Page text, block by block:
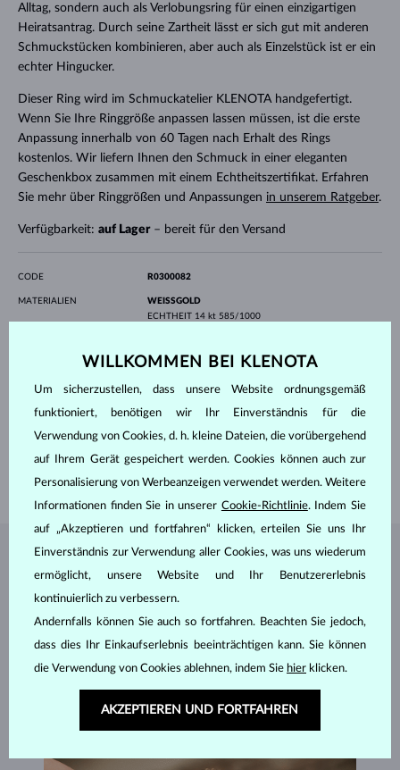
Alltag, sondern auch als Verlobungsring für einen einzigartigen
Heiratsantrag. Durch seine Zartheit lässt er sich gut mit anderen
Schmuckstücken kombinieren, aber auch als Einzelstück ist er ein
echter Hingucker.
Dieser Ring wird im Schmuckatelier KLENOTA handgefertigt.
Wenn Sie Ihre Ringgröße anpassen lassen müssen, ist die erste
Anpassung innerhalb von 60 Tagen nach Erhalt des Rings
kostenlos. Wir liefern Ihnen den Schmuck in einer eleganten
Geschenkbox zusammen mit einem Echtheitszertifikat. Erfahren
Sie mehr über Ringgrößen und Anpassungen in unserem Ratgeber.
Verfügbarkeit: auf Lager– bereit für den Versand
CODE R0300082
MATERIALIEN
WEISSGOLD
ECHTHEIT 14 kt 585/1000
HERKUNFT natürlich
REINHEITSI
DURCHMESSER3.0 mm
GEWICHT
0.105 ct
BREITE 1.70 mm
GEWICHT 1.50 g
SCHMUCK AUS DEM KLENOTA ATELIER
WILLKOMMEN BEI KLENOTA
Um sicherzustellen, dass unsere Website ordnungsgemäß
funktioniert, benötigen wir Ihr Einverständnis für die
Verwendung von Cookies, d. h. kleine Dateien, die vorübergehend
auf Ihrem Gerät gespeichert werden. Cookies können auch zur
Personalisierung von Werbeanzeigen verwendet werden. Weitere
Informationen finden Sie in unserer Cookie-Richtlinie. Indem Sie
auf „Akzeptieren und fortfahren“ klicken, erteilen Sie uns Ihr
Einverständnis zur Verwendung aller Cookies, was uns wiederum
ermöglicht, unsere Website und Ihr Benutzererlebnis
kontinuierlich zu verbessern.
Andernfalls können Sie auch so fortfahren. Beachten Sie jedoch,
dass dies Ihr Einkaufserlebnis beeinträchtigen kann. Sie können
die Verwendung von Cookies ablehnen, indem Sie hier klicken.
AKZEPTIEREN UND FORTFAHREN